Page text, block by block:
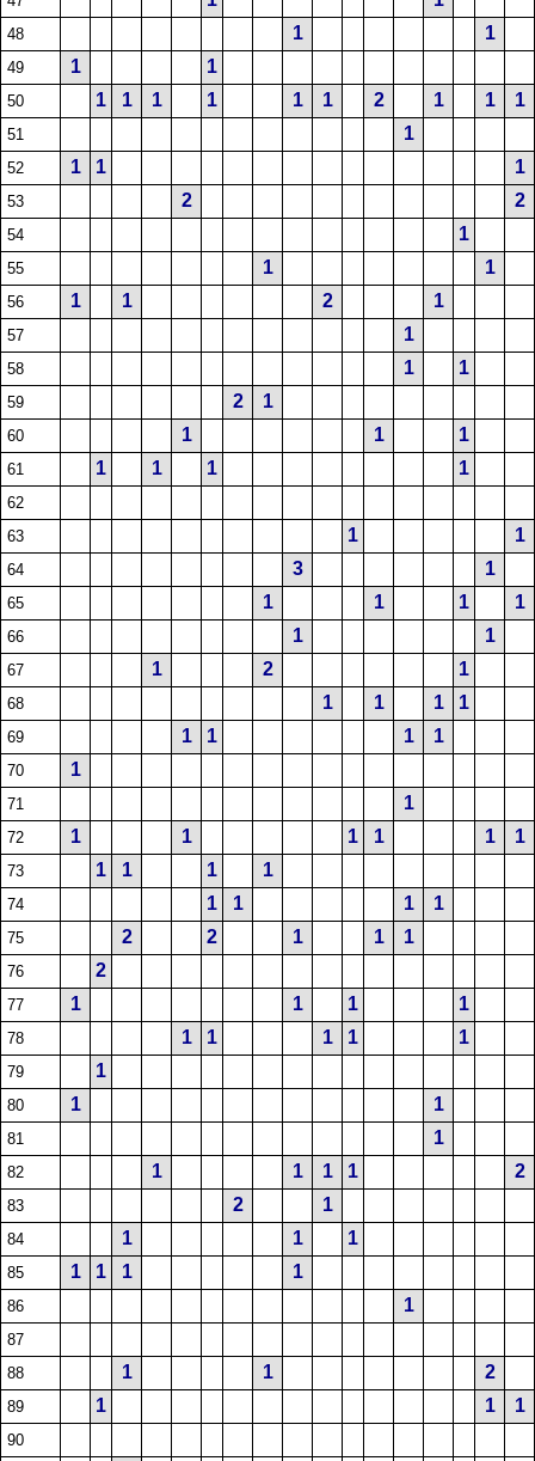
48 1 1
49 1 1
50 1 1 1 1 1 1 2 1 1 1
51 1
52 1 1 1
53 2 2
54 1
55 1 1
56 1 1 2 1
57 1
58 1 1
59 2 1
60 1 1 1
61 1 1 1 1
62
63
1 1
64 3 1
65 1 1 1 1
66 1 1
67 1 2 1
68 1 1 1 1
69 1 1 1 1
70 1
71 1
72 1 1 1 1 1 1
73 1 1 1 1
74 1 1 1 1
75 2 2 1 1 1
76 2
77 1 1 1 1
78 1 1 1 1 1
79 1
80 1 1
81 1
82 1 1 1 1 2
83 2 1
84 1 1 1
85 1 1 1 1
86 1
87
88
1 1 2
89 1 1 1
90